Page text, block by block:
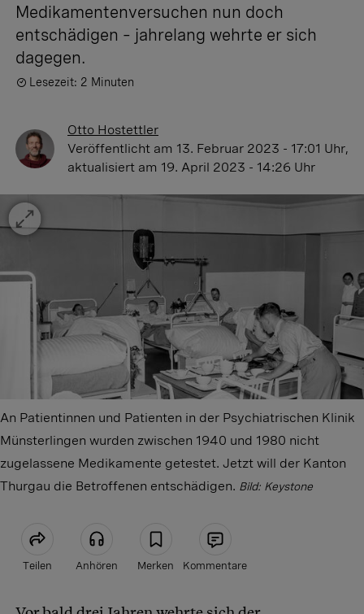
Medikamentenversuchen nun doch
entschädigen – jahrelang wehrte er sich
dagegen.
Lesezeit: 2 Minuten
Otto Hostettler
Veröffentlicht am 13. Februar 2023 - 17:01 Uhr,
aktualisiert am 19. April 2023 - 14:26 Uhr
An Patientinnen und Patienten in der Psychiatrischen Klinik
Münsterlingen wurden zwischen 1940 und 1980 nicht
zugelassene Medikamente getestet. Jetzt will der Kanton
Thurgau die Betroffenen entschädigen. Bild: Keystone
Teilen Anhören Merken Kommentare